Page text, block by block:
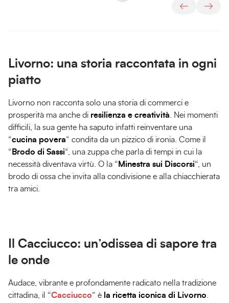
Livorno: una storia raccontata in ogni
piatto
Livorno non racconta solo una storia di commerci e
prosperità ma anche di resilienza e creatività. Nei momenti
difficili, la sua gente ha saputo infatti reinventare una
“cucina povera” condita da un pizzico di ironia. Come il
“ Brodo di Sassi“, una zuppa che parla di tempi in cui la
necessità diventava virtù. O la “ Minestra sui Discorsi“, un
brodo di ossa che invita alla condivisione e alla chiacchierata
tra amici.
Il Cacciucco: un’odissea di sapore tra
le onde
Audace, vibrante e profondamente radicato nella tradizione
cittadina, il “Cacciucco” è la ricetta iconica di Livorno.